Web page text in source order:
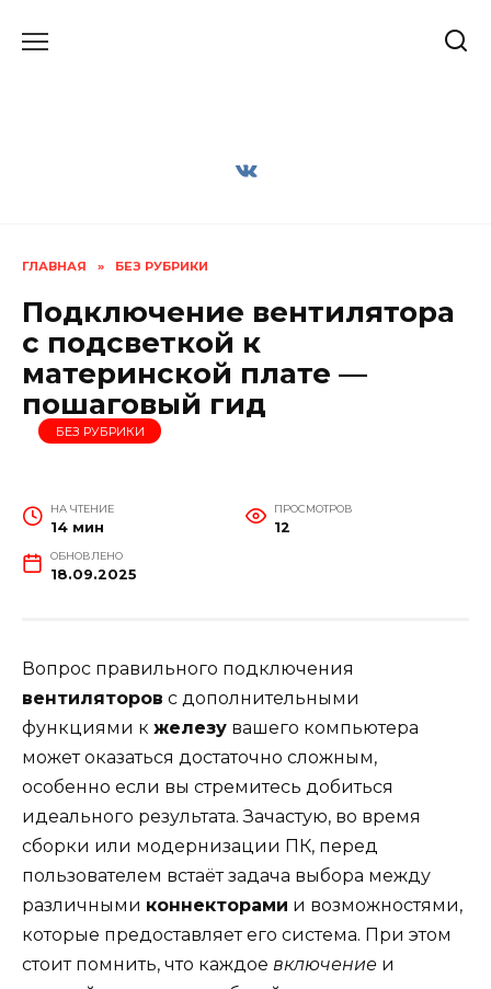
ГЛАВНАЯ » БЕЗ РУБРИКИ
Подключение вентилятора
с подсветкой к
материнской плате —
пошаговый гид
БЕЗ РУБРИКИ
НА ЧТЕНИЕ
14 мин
ПРОСМОТРОВ
12
ОБНОВЛЕНО
18.09.2025
Вопрос правильного подключения
вентиляторов с дополнительными
функциями к железу вашего компьютера
может оказаться достаточно сложным,
особенно если вы стремитесь добиться
идеального результата. Зачастую, во время
сборки или модернизации ПК, перед
пользователем встаёт задача выбора между
различными коннекторами и возможностями,
которые предоставляет его система. При этом
стоит помнить, что каждое включение и